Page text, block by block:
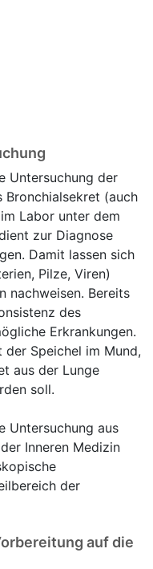
Untersuchung der
Bronchialsekret (auch
Labor unter dem
zur Diagnose
Damit lassen sich
Pilze, Viren)
nachweisen. Bereits
des
Erkrankungen.
Speichel im Mund,
aus der Lunge
soll.
Untersuchung aus
Inneren Medizin
der
auf die